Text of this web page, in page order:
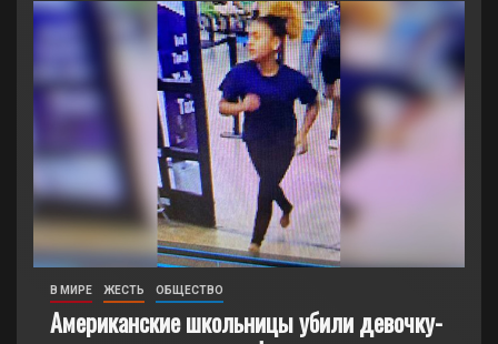
В МИРЕ ЖЕСТЬ ОБЩЕСТВО
Американские школьницы убили девочку-